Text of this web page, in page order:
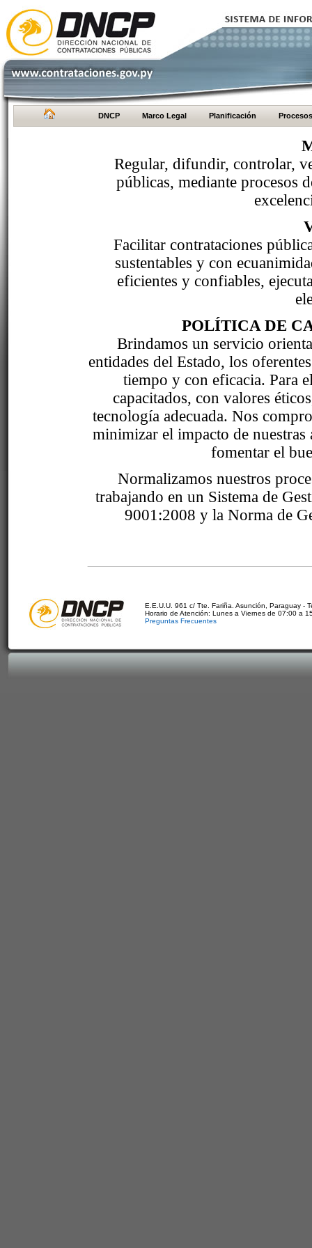
DNCP Marco Legal Planificación Procesos
Regular, difundir, controlar,
públicas, mediante procesos
Facilitar contrataciones
sustentables y con
eficientes y confiables,
POLÍTICA DE
Brindamos un servicio
entidades del Estado, los
tiempo y con eficacia. Para
capacitados, con valores
tecnología adecuada. Nos
minimizar el impacto de
fomentar el
Normalizamos nuestros
trabajando en un Sistema de
9001:2008 y la Norma de
E.E.U.U. 961 c/ Tte. Fariña. Asunción, Paraguay -
Horario de Atención: Lunes a Viernes de 07:00 a
Preguntas Frecuentes